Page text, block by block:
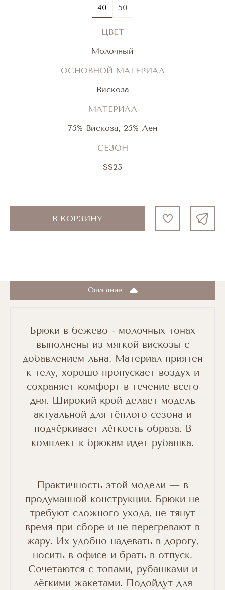
40 50
ЦВЕТ
Молочный
ОСНОВНОЙ МАТЕРИАЛ
Вискоза
МАТЕРИАЛ
75% Вискоза, 25% Лен
СЕЗОН
SS25
В КОРЗИНУ
Описание
Брюки в бежево - молочных тонах
выполнены из мягкой вискозы с
добавлением льна. Материал приятен
к телу, хорошо пропускает воздух и
сохраняет комфорт в течение всего
дня. Широкий крой делает модель
актуальной для тёплого сезона и
подчёркивает лёгкость образа. В
комплект к брюкам идет рубашка.
Практичность этой модели — в
продуманной конструкции. Брюки не
требуют сложного ухода, не тянут
время при сборе и не перегревают в
жару. Их удобно надевать в дорогу,
носить в офисе и брать в отпуск.
Сочетаются с топами, рубашками и
лёгкими жакетами. Подойдут для